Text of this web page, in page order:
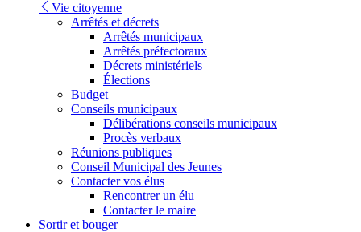
Vie citoyenne
Arrêtés et décrets
Arrêtés municipaux
Arrêtés préfectoraux
Décrets ministériels
Élections
Budget
Conseils municipaux
Délibérations conseils municipaux
Procès verbaux
Réunions publiques
Conseil Municipal des Jeunes
Contacter vos élus
Rencontrer un élu
Contacter le maire
Sortir et bouger